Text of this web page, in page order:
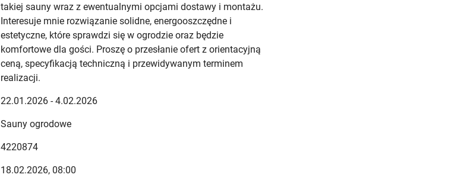
takiej sauny wraz z ewentualnymi opcjami dostawy i montażu.
Interesuje mnie rozwiązanie solidne, energooszczędne i
estetyczne, które sprawdzi się w ogrodzie oraz będzie
komfortowe dla gości. Proszę o przesłanie ofert z orientacyjną
ceną, specyfikacją techniczną i przewidywanym terminem
realizacji.
22.01.2026 - 4.02.2026
Sauny ogrodowe
4220874
18.02.2026, 08:00